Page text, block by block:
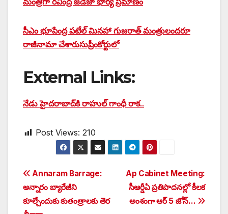
సీఎం భూపేంద్ర పటేల్ మినహా గుజరాత్ మంత్రులందరూ
రాజీనామా చేశారుసుప్రీంకోర్టులో
External Links:
నేడు హైదరాబాద్⁬కి రాహుల్ గాంధీ రాక..
Post Views: 210
Post
navigation
Ap Cabinet Meeting:
సీఆర్డీఏ ప్రతిపాదనల్లో కీలక
అంశంగా ఆర్ 5 జోన్…
Annaram Barrage:
అన్నారం బ్యారేజీని
కూల్చేందుకు కుతంత్రాలకు తెర